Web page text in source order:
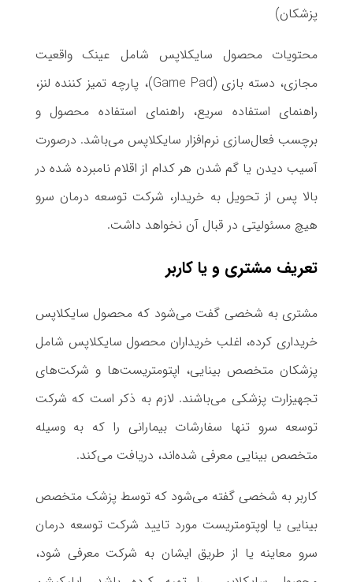
پزشکان)
محتویات محصول سایکلاپس شامل عینک واقعیت
مجازی، دسته بازی (Game Pad)، پارچه تمیز کننده لنز،
راهنما‌ی استفاده سریع، راهنما‌ی استفاده محصول و
برچسب فعال‌سازی نرم‌افزار سایکلاپس می‌باشد. درصورت
آسیب دیدن یا گم شدن هر کدام از اقلام نامبرده شده در
بالا پس از تحویل به خریدار، شرکت توسعه درمان سرو
هیچ مسئولیتی در قبال آن نخواهد داشت.
تعریف مشتری و یا کاربر
مشتری به شخصی گفت می‌شود که محصول سایکلاپس
خریداری کرده، اغلب خریداران محصول سایکلاپس شامل
پزشکان متخصص بینایی، اپتومتریست‌ها و شرکت‌های
تجهیزارت پزشکی می‌باشند. لازم به ذکر است که شرکت
توسعه سرو تنها سفارشات بیمارانی را که به وسیله
متخصص بینایی معرفی شده‌اند، دریافت می‌کند.
کاربر به شخصی گفته می‌شود که توسط پزشک متخصص
بینایی یا اوپتومتریست مورد تایید شرکت توسعه درمان
سرو معاینه یا از طریق ایشان به شرکت معرفی شود،